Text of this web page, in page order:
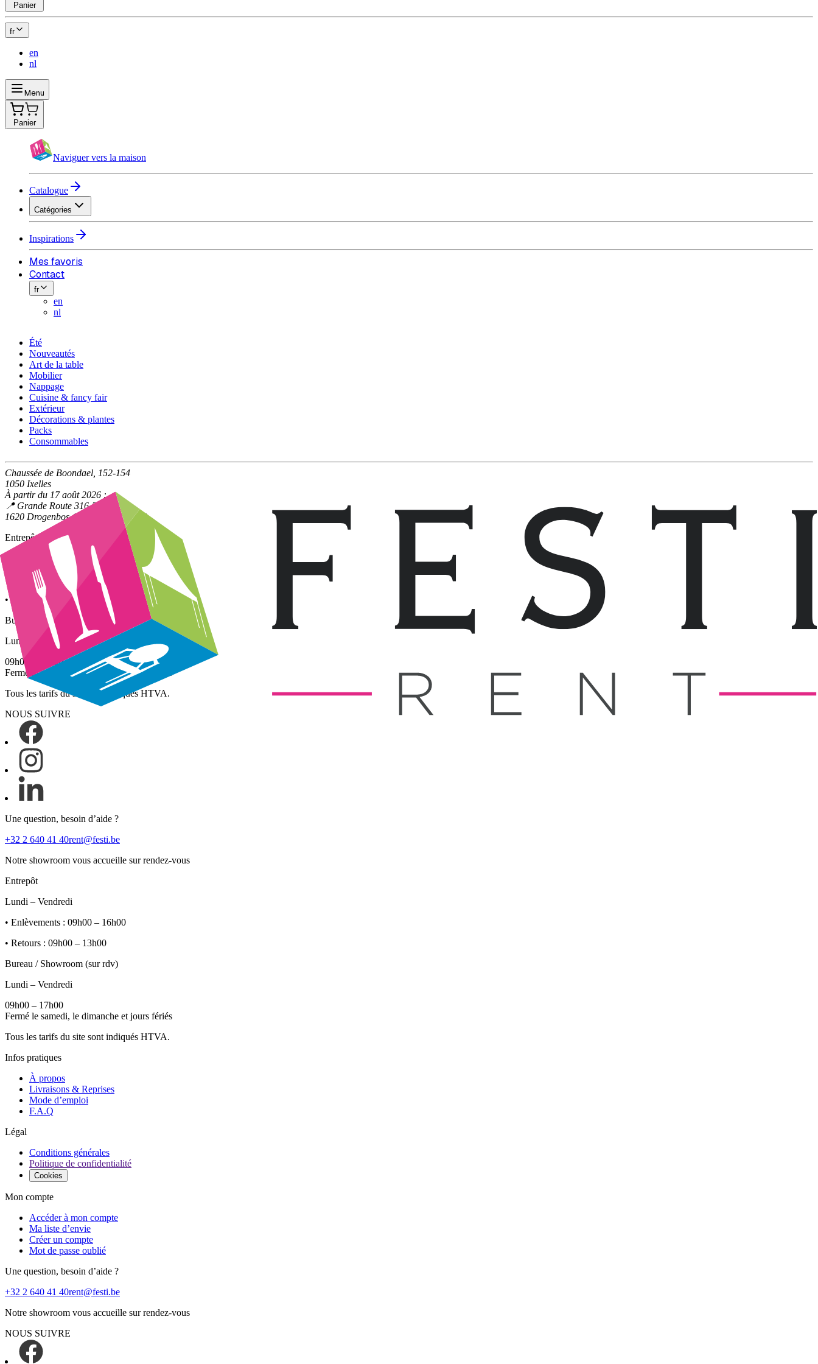
Panier
fr
en
nl
Menu
Panier
Naviguer vers la maison
Catalogue
Catégories
Inspirations
Mes favoris
Contact
fr
en
nl
Été
Nouveautés
Art de la table
Mobilier
Nappage
Cuisine & fancy fair
Extérieur
Décorations & plantes
Packs
Consommables
Chaussée de Boondael, 152-154
1050 Ixelles
À partir du 17 août 2026 :
📍 Grande Route 316-318
1620 Drogenbos (à la limite d'Uccle)
Entrepôt
Lundi – Vendredi
• Enlèvements : 09h00 – 16h00
• Retours : 09h00 – 13h00
Bureau / Showroom (sur rdv)
Lundi – Vendredi
09h00 – 17h00
Fermé le samedi, le dimanche et jours fériés
Tous les tarifs du site sont indiqués HTVA.
NOUS SUIVRE
Une question, besoin d’aide ?
+32 2 640 41 40rent@festi.be
Notre showroom vous accueille sur rendez-vous
Entrepôt
Lundi – Vendredi
• Enlèvements : 09h00 – 16h00
• Retours : 09h00 – 13h00
Bureau / Showroom (sur rdv)
Lundi – Vendredi
09h00 – 17h00
Fermé le samedi, le dimanche et jours fériés
Tous les tarifs du site sont indiqués HTVA.
Infos pratiques
À propos
Livraisons & Reprises
Mode d’emploi
F.A.Q
Légal
Conditions générales
Politique de confidentialité
Cookies
Mon compte
Accéder à mon compte
Ma liste d’envie
Créer un compte
Mot de passe oublié
Une question, besoin d’aide ?
+32 2 640 41 40rent@festi.be
Notre showroom vous accueille sur rendez-vous
NOUS SUIVRE